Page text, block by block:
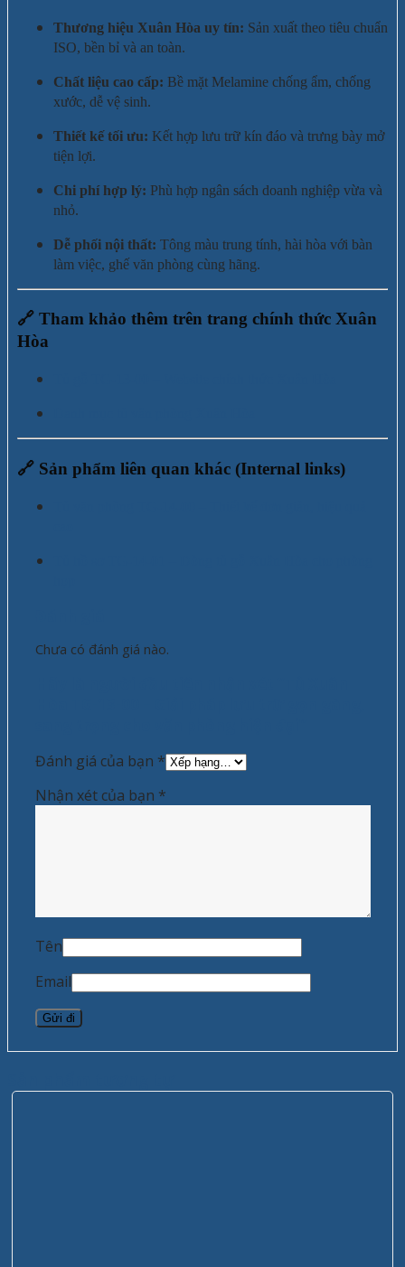
Thương hiệu Xuân Hòa uy tín: Sản xuất theo tiêu chuẩn
ISO, bền bỉ và an toàn.
Chất liệu cao cấp: Bề mặt Melamine chống ẩm, chống
xước, dễ vệ sinh.
Thiết kế tối ưu: Kết hợp lưu trữ kín đáo và trưng bày mở
tiện lợi.
Chi phí hợp lý: Phù hợp ngân sách doanh nghiệp vừa và
nhỏ.
Dễ phối nội thất: Tông màu trung tính, hài hòa với bàn
làm việc, ghế văn phòng cùng hãng.
🔗 Tham khảo thêm trên trang chính thức Xuân
Hòa
🔗 Sản phẩm liên quan khác (Internal links)
Chưa có đánh giá nào.
Đánh giá của bạn *
Nhận xét của bạn *
Tên
Email